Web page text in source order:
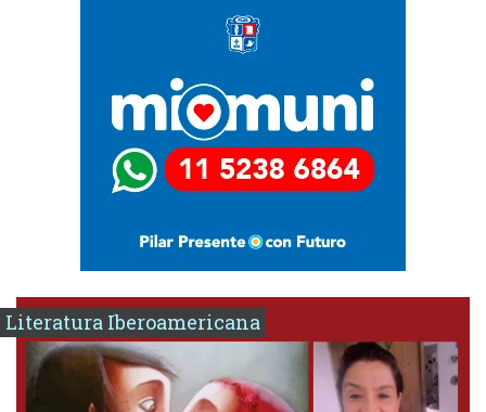
Literatura Iberoamericana